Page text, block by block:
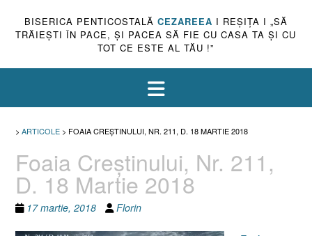
BISERICA PENTICOSTALĂ CEZAREEA I REŞIŢA I „SĂ
TRĂIEŞTI ÎN PACE, ŞI PACEA SĂ FIE CU CASA TA ŞI CU
TOT CE ESTE AL TĂU !”
> ARTICOLE > FOAIA CREŞTINULUI, NR. 211, D. 18 MARTIE 2018
Foaia Creştinului, Nr. 211,
D. 18 Martie 2018
17 martie, 2018 Florin